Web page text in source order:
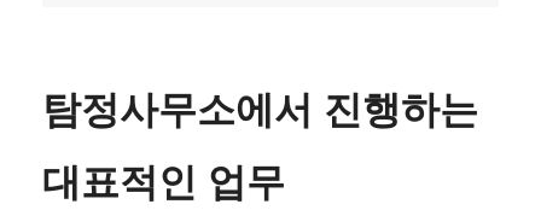
탐정사무소에서 진행하는
대표적인 업무